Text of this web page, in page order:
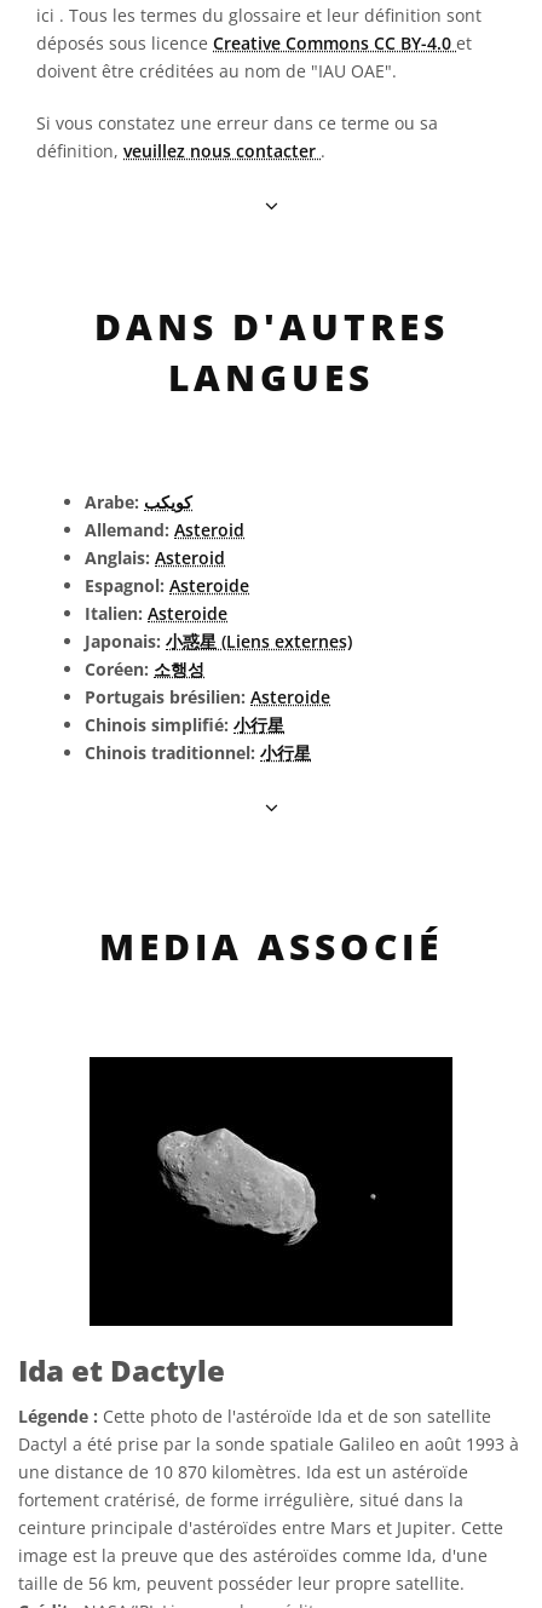
ici . Tous les termes du glossaire et leur définition sont
déposés sous licence Creative Commons CC BY-4.0 et
doivent être créditées au nom de "IAU OAE".
Si vous constatez une erreur dans ce terme ou sa
définition, veuillez nous contacter .
DANS D'AUTRES
LANGUES
Arabe: كويكب
Allemand: Asteroid
Anglais: Asteroid
Espagnol: Asteroide
Italien: Asteroide
Japonais: 小惑星 (Liens externes)
Coréen: 소행성
Portugais brésilien: Asteroide
Chinois simplifié: 小行星
Chinois traditionnel: 小行星
MEDIA ASSOCIÉ
Ida et Dactyle
Légende : Cette photo de l'astéroïde Ida et de son satellite
Dactyl a été prise par la sonde spatiale Galileo en août 1993 à
une distance de 10 870 kilomètres. Ida est un astéroïde
fortement cratérisé, de forme irrégulière, situé dans la
ceinture principale d'astéroïdes entre Mars et Jupiter. Cette
image est la preuve que des astéroïdes comme Ida, d'une
taille de 56 km, peuvent posséder leur propre satellite.